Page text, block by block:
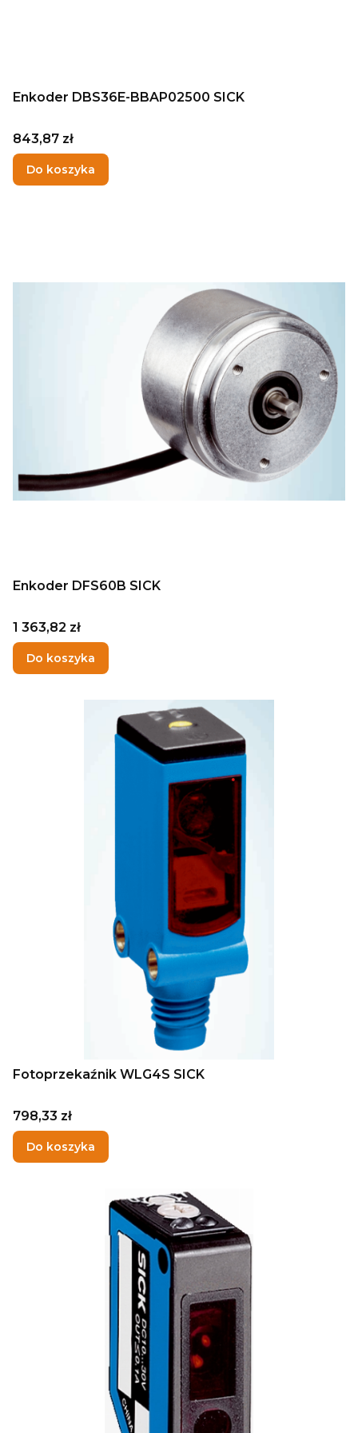
Enkoder DBS36E-BBAP02500 SICK
Cena
843,87 zł
Do koszyka
Enkoder DFS60B SICK
Cena
1 363,82 zł
Do koszyka
Fotoprzekaźnik WLG4S SICK
Cena
798,33 zł
Do koszyka